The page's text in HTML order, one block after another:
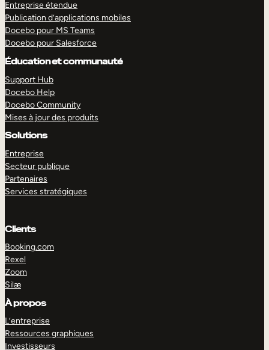
Entreprise étendue
Publication d’applications mobiles
Docebo pour MS Teams
Docebo pour Salesforce
Éducation et communauté
Support Hub
Docebo Help
Docebo Community
Mises à jour des produits
Solutions
Entreprise
Secteur publique
Partenaires
Services stratégiques
Clients
Booking.com
Rexel
Zoom
Silæ
À propos
L’entreprise
Ressources graphiques
Investisseurs